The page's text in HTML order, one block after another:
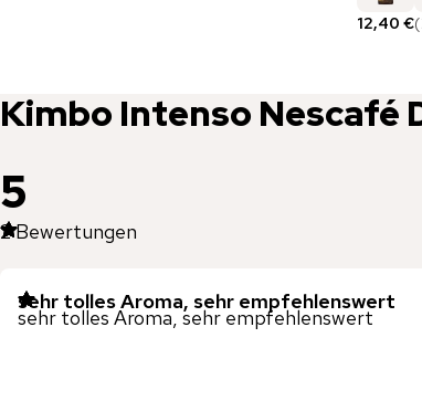
12,40 €(
Kimbo Intenso Nescafé
5
2Bewertungen
sehr tolles Aroma, sehr empfehlenswert
sehr tolles Aroma, sehr empfehlenswert